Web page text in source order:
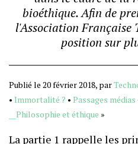
bioéthique. Afin de
l'Association Française
position sur
Publié le 20 février 2018, par
• Immortalité ? • Passages médias
__Philosophie et éthique »
La partie 1 rappelle les